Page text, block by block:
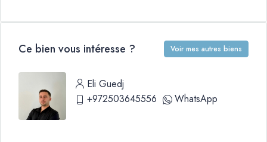
Ce bien vous intéresse ? Voir mes autres biens
Eli Guedj
+972503645556
WhatsApp